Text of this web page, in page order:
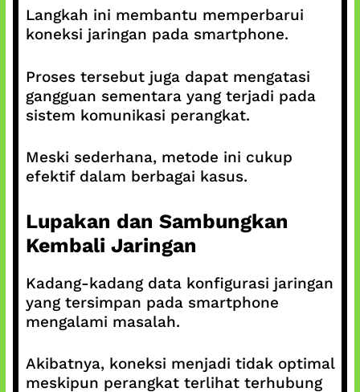
Langkah ini membantu memperbarui
koneksi jaringan pada smartphone.
Proses tersebut juga dapat mengatasi
gangguan sementara yang terjadi pada
sistem komunikasi perangkat.
Meski sederhana, metode ini cukup
efektif dalam berbagai kasus.
Lupakan dan Sambungkan
Kembali Jaringan
Kadang-kadang data konfigurasi jaringan
yang tersimpan pada smartphone
mengalami masalah.
Akibatnya, koneksi menjadi tidak optimal
meskipun perangkat terlihat terhubung